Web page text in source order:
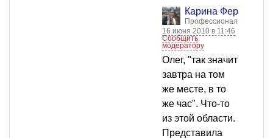
Карина
Профессионал
16 июня 2010 в 11:46
Сообщить
модератору
Олег, "так значит
завтра на том
же месте, в то
же час". Что-то
из этой области.
Представила